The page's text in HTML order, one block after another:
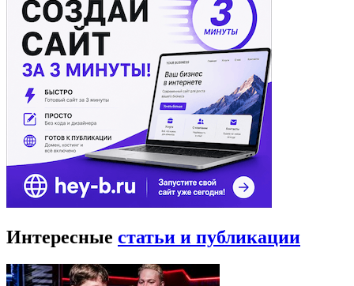
Интересные статьи и публикации